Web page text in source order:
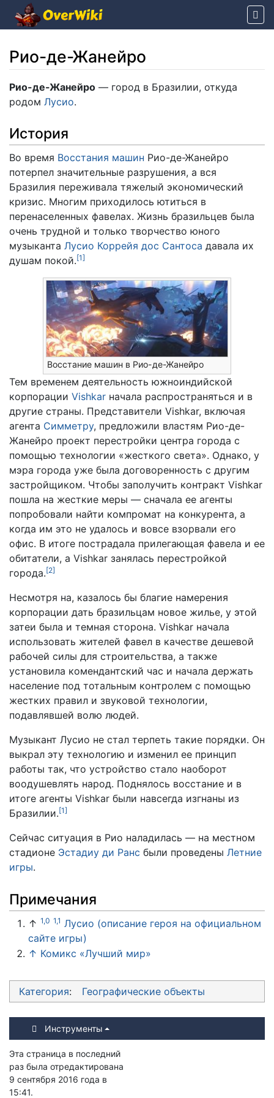
Рио-де-Жанейро
Перейти к:навигация ,поиск
Рио-де-Жанейро — город в Бразилии, откуда
родом Лусио.
История
Во время Восстания машин Рио-де-Жанейро
потерпел значительные разрушения, а вся
Бразилия переживала тяжелый экономический
кризис. Многим приходилось ютиться в
перенаселенных фавелах. Жизнь бразильцев была
очень трудной и только творчество юного
музыканта Лусио Коррейя дос Сантоса давала их
душам покой.[1]
Восстание машин в Рио-де-Жанейро
Тем временем деятельность южноиндийской
корпорации Vishkar начала распространяться и в
другие страны. Представители Vishkar, включая
агента Симметру, предложили властям Рио-де-
Жанейро проект перестройки центра города с
помощью технологии «жесткого света». Однако, у
мэра города уже была договоренность с другим
застройщиком. Чтобы заполучить контракт Vishkar
пошла на жесткие меры — сначала ее агенты
попробовали найти компромат на конкурента, а
когда им это не удалось и вовсе взорвали его
офис. В итоге пострадала прилегающая фавела и ее
обитатели, а Vishkar занялась перестройкой
города.[2]
Несмотря на, казалось бы благие намерения
корпорации дать бразильцам новое жилье, у этой
затеи была и темная сторона. Vishkar начала
использовать жителей фавел в качестве дешевой
рабочей силы для строительства, а также
установила комендантский час и начала держать
население под тотальным контролем с помощью
жестких правил и звуковой технологии,
подавлявшей волю людей.
Музыкант Лусио не стал терпеть такие порядки. Он
выкрал эту технологию и изменил ее принцип
работы так, что устройство стало наоборот
воодушевлять народ. Поднялось восстание и в
итоге агенты Vishkar были навсегда изгнаны из
Бразилии.[1]
Сейчас ситуация в Рио наладилась — на местном
стадионе Эстадиу ди Ранс были проведены Летние
игры.
Примечания
↑ 1,0 1,1 Лусио (описание героя на официальном
сайте игры)
↑ Комикс «Лучший мир»
Категория: Географические объекты
Инструменты
Эта страница в последний
раз была отредактирована
9 сентября 2016 года в
15:41.